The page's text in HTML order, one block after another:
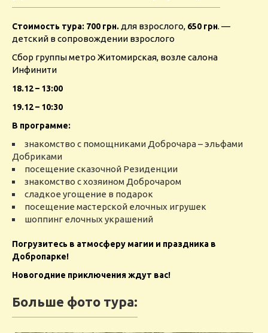
Стоимость тура: 700 грн. для взрослого, 650 грн. —
детский в сопровождении взрослого
Сбор группы метро Житомирская, возле салона
Инфинити
18.12 – 13:00
19.12 – 10:30
В программе:
знакомство с помощниками Доброчара – эльфами
Добриками
посещение сказочной Резиденции
знакомство с хозяином Доброчаром
сладкое угощение в подарок
посещение мастерской елочных игрушек
шоппинг елочных украшений
Погрузитесь в атмосферу магии и праздника в
Добропарке!
Новогодние приключения ждут вас!
Больше фото тура: